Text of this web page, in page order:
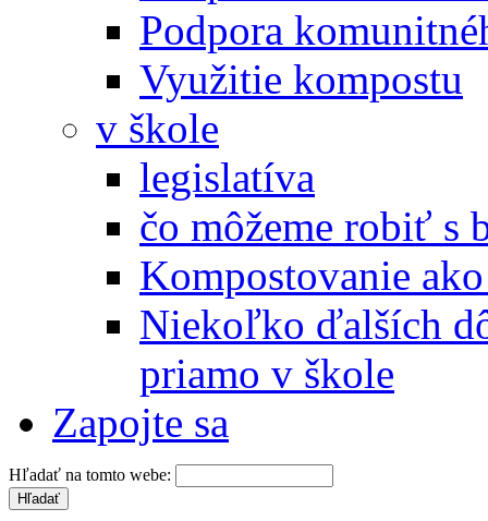
Podpora
Využitie kompostu
v škole
legislatíva
čo môžeme robiť s
Kompostovanie
Niekoľko ďalších
priamo v škole
Zapojte sa
Hľadať na tomto webe: